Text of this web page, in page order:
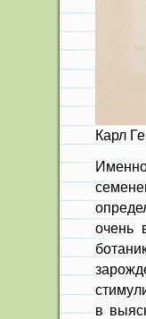
Карл
очень
в